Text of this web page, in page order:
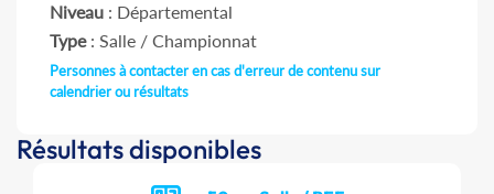
Niveau : Départemental
Type: Salle / Championnat
Personnes à contacter en cas d'erreur de contenu sur
calendrier ou résultats
Résultats disponibles